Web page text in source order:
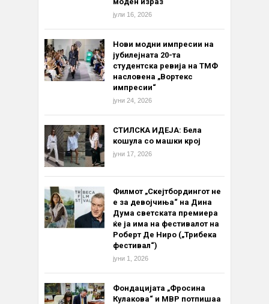
јули 16, 2026
Нови модни импресии на
јубилејната 20-та
студентска ревија на ТМФ
насловена „Вортекс
импресии“
јуни 24, 2026
СТИЛСКА ИДЕЈА: Бела
кошула со машки крој
јуни 17, 2026
Филмот „Скејтбордингот не
е за девојчиња“ на Дина
Дума светската премиера
ќе ја има на фестивалот на
Роберт Де Ниро („Трибека
фестивал“)
јуни 1, 2026
Фондацијата „Фросина
Кулакова“ и МВР потпишаа